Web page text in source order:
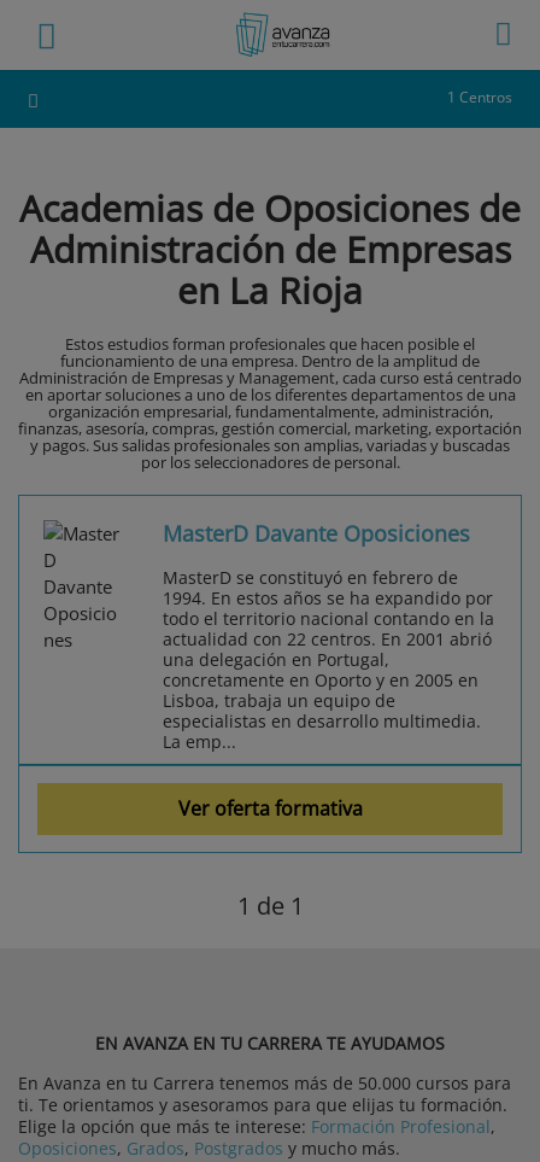
1 Centros
Academias de Oposiciones de
Administración de Empresas
en La Rioja
Estos estudios forman profesionales que hacen posible el
funcionamiento de una empresa. Dentro de la amplitud de
Administración de Empresas y Management, cada curso está centrado
en aportar soluciones a uno de los diferentes departamentos de una
organización empresarial, fundamentalmente, administración,
finanzas, asesoría, compras, gestión comercial, marketing, exportación
y pagos. Sus salidas profesionales son amplias, variadas y buscadas
por los seleccionadores de personal.
MasterD Davante Oposiciones
MasterD se constituyó en febrero de
1994. En estos años se ha expandido por
todo el territorio nacional contando en la
actualidad con 22 centros. En 2001 abrió
una delegación en Portugal,
concretamente en Oporto y en 2005 en
Lisboa, trabaja un equipo de
especialistas en desarrollo multimedia.
La emp...
Ver oferta formativa
1 de 1
EN AVANZA EN TU CARRERA TE AYUDAMOS
En Avanza en tu Carrera tenemos más de 50.000 cursos para
ti. Te orientamos y asesoramos para que elijas tu formación.
Elige la opción que más te interese: Formación Profesional,
Oposiciones, Grados, Postgrados y mucho más.